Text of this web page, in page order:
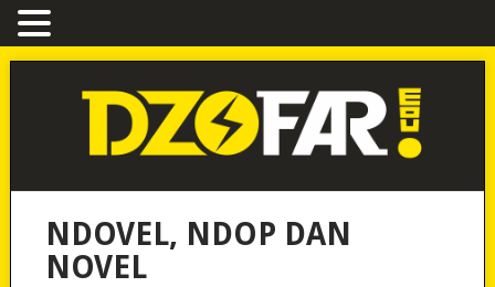
NDOVEL, NDOP DAN
NOVEL